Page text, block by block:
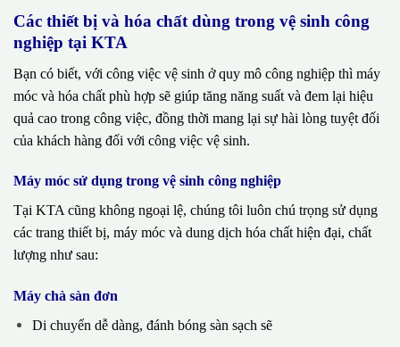
Các thiết bị và hóa chất dùng trong vệ sinh công
nghiệp tại KTA
Bạn có biết, với công việc vệ sinh ở quy mô công nghiệp thì máy
móc và hóa chất phù hợp sẽ giúp tăng năng suất và đem lại hiệu
quả cao trong công việc, đồng thời mang lại sự hài lòng tuyệt đối
của khách hàng đối với công việc vệ sinh.
Máy móc sử dụng trong vệ sinh công nghiệp
Tại KTA cũng không ngoại lệ, chúng tôi luôn chú trọng sử dụng
các trang thiết bị, máy móc và dung dịch hóa chất hiện đại, chất
lượng như sau:
Máy chà sàn đơn
Di chuyển dễ dàng, đánh bóng sàn sạch sẽ